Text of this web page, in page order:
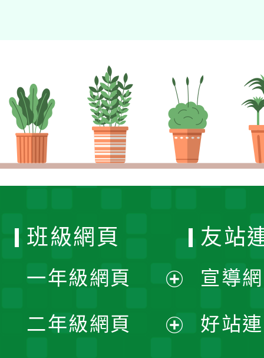
班級網頁
一年級網頁
開
二年級網頁
友站
宣導
好站